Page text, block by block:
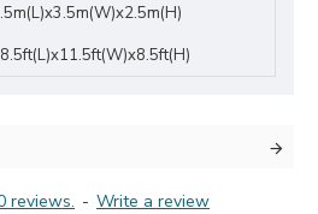
reviews. - Write a review